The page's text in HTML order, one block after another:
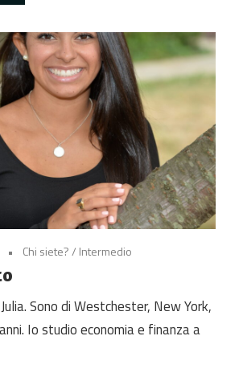
Chi siete?/ Intermedio
Sono di Westchester, New York,
Io studio economia e finanza a